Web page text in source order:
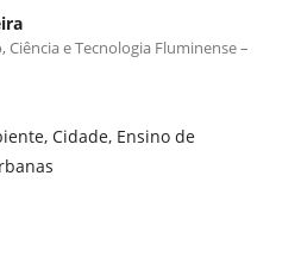
e Tecnologia Fluminense –
Cidade, Ensino de